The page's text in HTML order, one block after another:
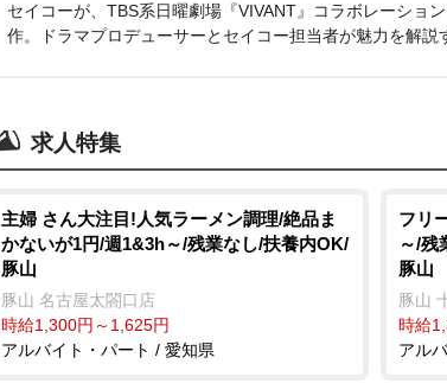
セイコーが、TBS系日曜劇場『VIVANT』コラボレーショ
作。ドラマプロデューサーとセイコー担当者が魅力を解説
求人特集
主婦 さん大注目!人気ラーメン調理/絶品ま
かないが1円/週1&3h～/残業なし/扶養内OK/
豚山
豚山 名古屋太閤口店
時給1,300円～1,625円
アルバイト・パート / 愛知県
フリ
～/残
豚山
豚山
時給
アル